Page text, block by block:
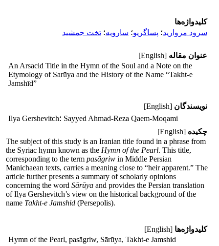
کلیدواژه‌ها
سرود مروارید؛ پساگریو؛ سارویه؛ تخت جمشید
عنوان مقاله [English]
An Arsacid Title in the Hymn of the Soul and a Note on the
Etymology of Sarūya and the History of the Name “Takht-e
Jamshīd”
نویسندگان [English]
Ilya Gershevitch
؛ Sayyed Ahmad-Reza Qaem-Moqami
چکیده [English]
The subject of this study is an Iranian title found in a phrase from
the Syriac hymn known as the Hymn of the Pearl. This title,
corresponding to the term pasāgriw in Middle Persian
Manichaean texts, carries a meaning close to “heir apparent.” The
article further presents a summary of scholarly opinions
concerning the word Sārūya and provides the Persian translation
of Ilya Gershevitch’s view on the historical background of the
name Takht-e Jamshid (Persepolis).
کلیدواژه‌ها [English]
Hymn of the Pearl, pasāgriw, Sārūya, Takht-e Jamshid